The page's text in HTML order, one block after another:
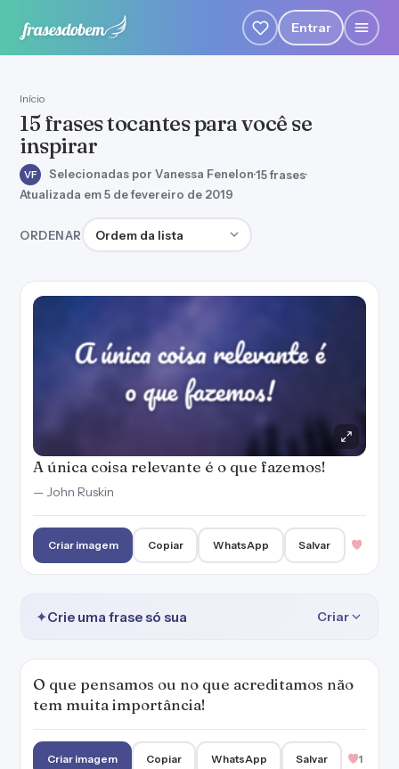
Entrar
Início
15 frases tocantes para você se
inspirar
VF Selecionadas por Vanessa Fenelon·15 frases·
Atualizada em 5 de fevereiro de 2019
ORDENAR Ordenar frases
A única coisa relevante é o que fazemos!
— John Ruskin
Criar imagem Copiar WhatsApp Salvar
✦Crie uma frase só sua Criar
O que pensamos ou no que acreditamos não
tem muita importância!
Criar imagem Copiar WhatsApp Salvar 1